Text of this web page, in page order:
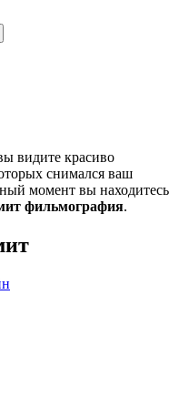
видите красиво
снимался ваш
момент вы находитесь
фильмография.